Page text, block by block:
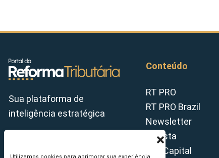
Sua plataforma de
inteligência estratégica
Conteúdo
RT PRO
RT PRO Brazil
Newsletter
Revista
Tax Capital